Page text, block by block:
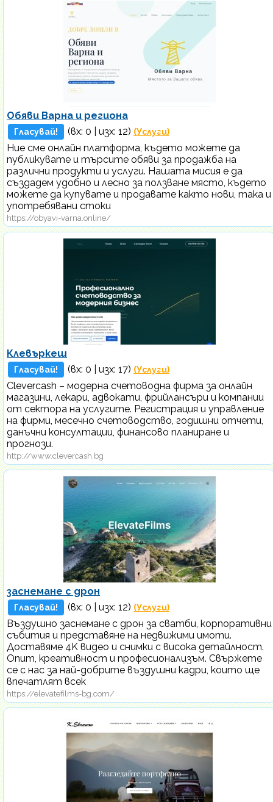
Обяви Варна и региона
Гласувай! (вх: 0 | изх: 12) (Услуги)
Ние сме онлайн платформа, където можете да
публикувате и търсите обяви за продажба на
различни продукти и услуги. Нашата мисия е да
създадем удобно и лесно за ползване място, където
можете да купувате и продавате както нови, така и
употребявани стоки
https://obyavi-varna.online/
Клевъркеш
Гласувай! (вх: 0 | изх: 17) (Услуги)
Clevercash – модерна счетоводна фирма за онлайн
магазини, лекари, адвокати, фрийлансъри и компании
от сектора на услугите. Регистрация и управление
на фирми, месечно счетоводство, годишни отчети,
данъчни консултации, финансово планиране и
прогнози.
http://www.clevercash.bg
заснемане с дрон
Гласувай! (вх: 0 | изх: 12) (Услуги)
Въздушно заснемане с дрон за сватби, корпоративни
събития и представяне на недвижими имоти.
Доставяме 4K видео и снимки с висока детайлност.
Опит, креативност и професионализъм. Свържете
се с нас за най-добрите въздушни кадри, които ще
впечатлят всек
https://elevatefilms-bg.com/